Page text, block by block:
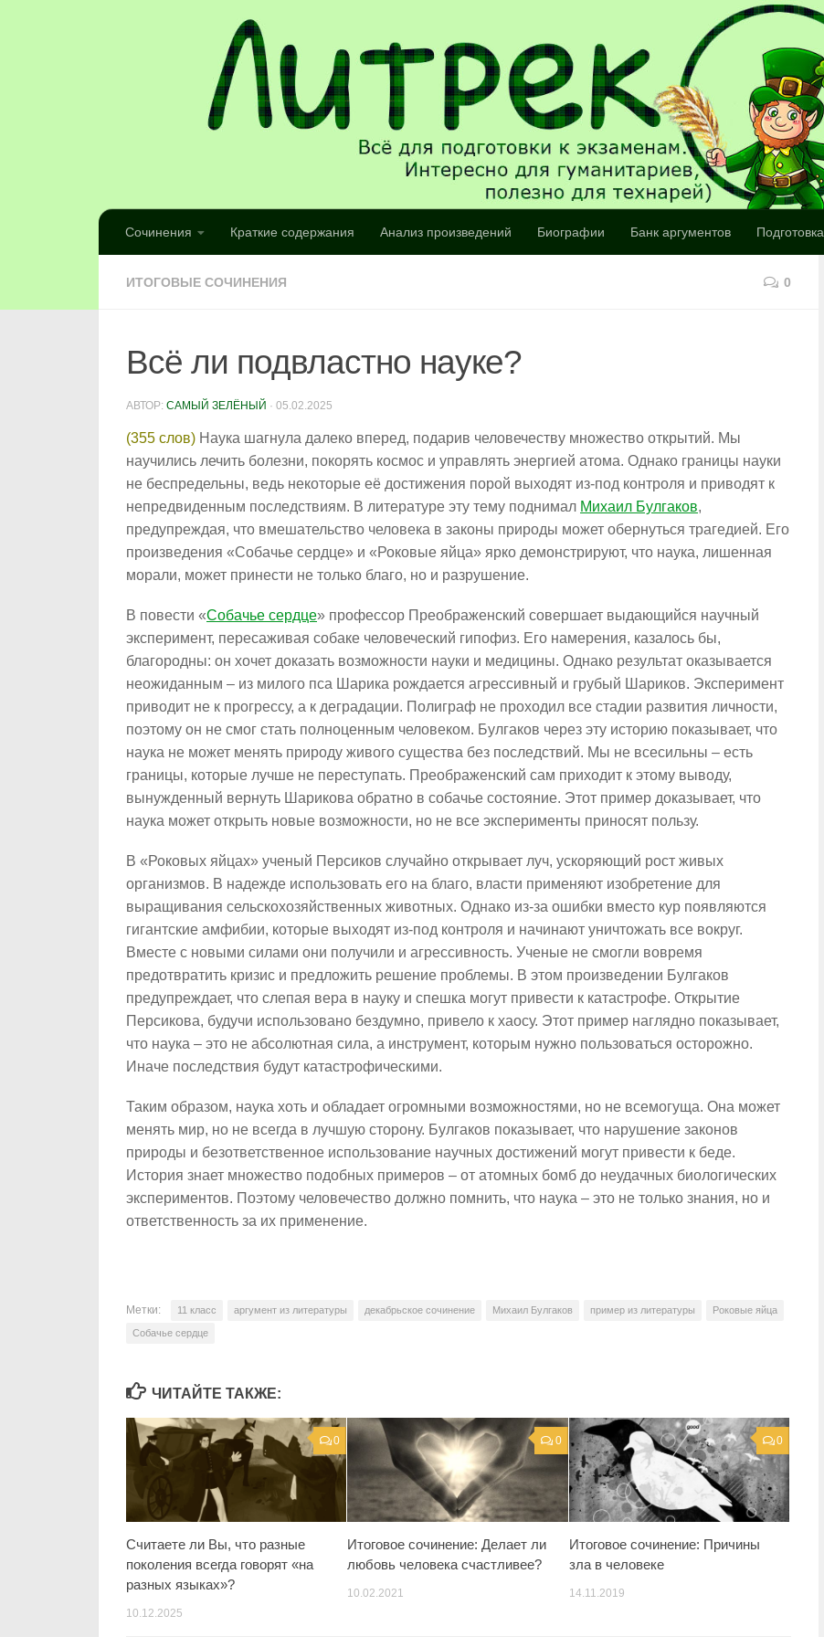
Сочинения Краткие содержания Анализ произведений Биографии Банк аргументов Подготовка
ИТОГОВЫЕ СОЧИНЕНИЯ 0
Всё ли подвластно науке?
АВТОР: САМЫЙ ЗЕЛЁНЫЙ · 05.02.2025
(355 слов) Наука шагнула далеко вперед, подарив человечеству множество открытий. Мы
научились лечить болезни, покорять космос и управлять энергией атома. Однако границы науки
не беспредельны, ведь некоторые её достижения порой выходят из-под контроля и приводят к
непредвиденным последствиям. В литературе эту тему поднимал Михаил Булгаков,
предупреждая, что вмешательство человека в законы природы может обернуться трагедией. Его
произведения «Собачье сердце» и «Роковые яйца» ярко демонстрируют, что наука, лишенная
морали, может принести не только благо, но и разрушение.
В повести «Собачье сердце» профессор Преображенский совершает выдающийся научный
эксперимент, пересаживая собаке человеческий гипофиз. Его намерения, казалось бы,
благородны: он хочет доказать возможности науки и медицины. Однако результат оказывается
неожиданным – из милого пса Шарика рождается агрессивный и грубый Шариков. Эксперимент
приводит не к прогрессу, а к деградации. Полиграф не проходил все стадии развития личности,
поэтому он не смог стать полноценным человеком. Булгаков через эту историю показывает, что
наука не может менять природу живого существа без последствий. Мы не всесильны – есть
границы, которые лучше не переступать. Преображенский сам приходит к этому выводу,
вынужденный вернуть Шарикова обратно в собачье состояние. Этот пример доказывает, что
наука может открыть новые возможности, но не все эксперименты приносят пользу.
В «Роковых яйцах» ученый Персиков случайно открывает луч, ускоряющий рост живых
организмов. В надежде использовать его на благо, власти применяют изобретение для
выращивания сельскохозяйственных животных. Однако из-за ошибки вместо кур появляются
гигантские амфибии, которые выходят из-под контроля и начинают уничтожать все вокруг.
Вместе с новыми силами они получили и агрессивность. Ученые не смогли вовремя
предотвратить кризис и предложить решение проблемы. В этом произведении Булгаков
предупреждает, что слепая вера в науку и спешка могут привести к катастрофе. Открытие
Персикова, будучи использовано бездумно, привело к хаосу. Этот пример наглядно показывает,
что наука – это не абсолютная сила, а инструмент, которым нужно пользоваться осторожно.
Иначе последствия будут катастрофическими.
Таким образом, наука хоть и обладает огромными возможностями, но не всемогуща. Она может
менять мир, но не всегда в лучшую сторону. Булгаков показывает, что нарушение законов
природы и безответственное использование научных достижений могут привести к беде.
История знает множество подобных примеров – от атомных бомб до неудачных биологических
экспериментов. Поэтому человечество должно помнить, что наука – это не только знания, но и
ответственность за их применение.
Метки: 11 класс аргумент из литературы декабрьское сочинение Михаил Булгаков пример из литературы Роковые яйца
Собачье сердце
ЧИТАЙТЕ ТАКЖЕ:
0
Считаете ли Вы, что разные
поколения всегда говорят «на
разных языках»?
10.12.2025
0
Итоговое сочинение: Делает ли
любовь человека счастливее?
10.02.2021
0
Итоговое сочинение: Причины
зла в человеке
14.11.2019